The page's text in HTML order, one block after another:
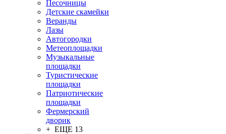
Песочницы
Детские скамейки
Веранды
Лазы
Автогородки
Метеоплощадки
Музыкальные
площадки
Туристические
площадки
Патриотические
площадки
Фермерский
дворик
+ ЕЩЕ 13